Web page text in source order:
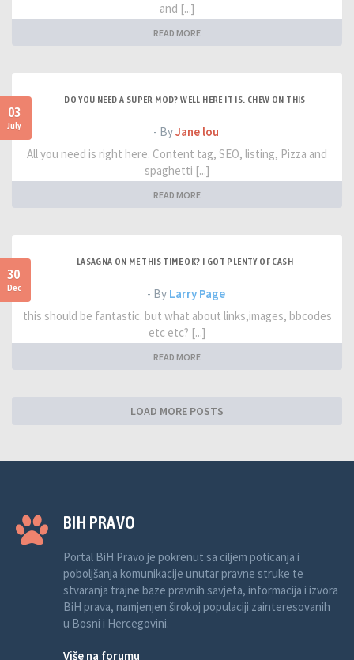
and [...]
READ MORE
03
July
DO YOU NEED A SUPER MOD? WELL HERE IT IS. CHEW ON THIS
- ByJane lou
All you need is right here. Content tag, SEO, listing, Pizza and
spaghetti [...]
READ MORE
30
Dec
LASAGNA ON ME THIS TIME OK? I GOT PLENTY OF CASH
- By Larry Page
this should be fantastic. but what about links,images, bbcodes
etc etc? [...]
READ MORE
LOAD MORE POSTS
BIH PRAVO
Portal BiH Pravo je pokrenut sa ciljem poticanja i
poboljšanja komunikacije unutar pravne struke te
stvaranja trajne baze pravnih savjeta, informacija i izvora
BiH prava, namjenjen širokoj populaciji zainteresovanih
u Bosni i Hercegovini.
Više na forumu